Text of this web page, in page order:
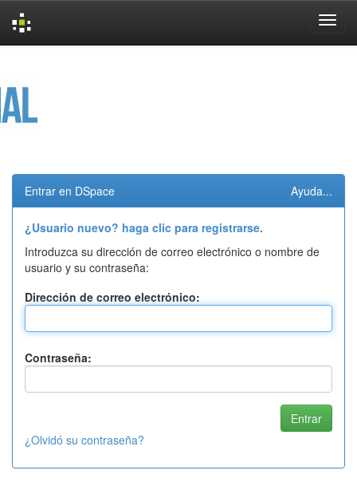
Entrar en DSpace Ayuda...
¿Usuario nuevo? haga clic para registrarse.
Introduzca su dirección de correo electrónico o nombre de
usuario y su contraseña:
Dirección de correo electrónico:
Contraseña:
¿Olvidó su contraseña?